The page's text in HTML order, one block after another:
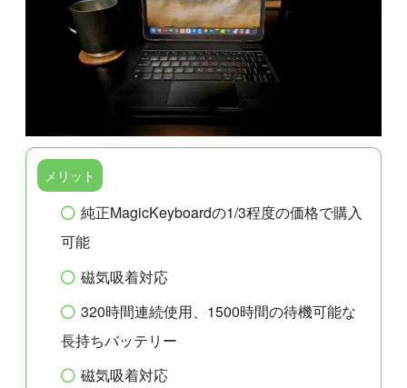
メリット
純正MagicKeyboardの1/3程度の価格で購入
可能
磁気吸着対応
320時間連続使用、1500時間の待機可能な
長持ちバッテリー
磁気吸着対応